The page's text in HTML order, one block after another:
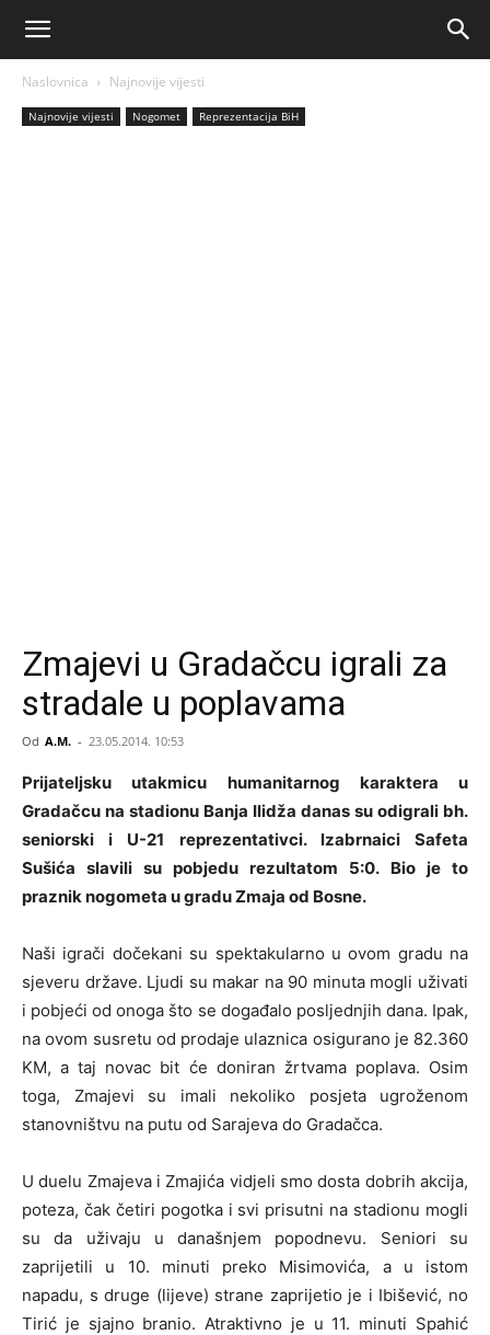
Naslovnica Najnovije vijesti
Najnovije vijesti Nogomet Reprezentacija BiH
Zmajevi u Gradačcu igrali za
stradale u poplavama
Od A.M. - 23.05.2014. 10:53
Prijateljsku utakmicu humanitarnog karaktera u
Gradačcu na stadionu Banja Ilidža danas su odigrali bh.
seniorski i U-21 reprezentativci. Izabrnaici Safeta
Sušića slavili su pobjedu rezultatom 5:0. Bio je to
praznik nogometa u gradu Zmaja od Bosne.
Naši igrači dočekani su spektakularno u ovom gradu na
sjeveru države. Ljudi su makar na 90 minuta mogli uživati
i pobjeći od onoga što se događalo posljednjih dana. Ipak,
na ovom susretu od prodaje ulaznica osigurano je 82.360
KM, a taj novac bit će doniran žrtvama poplava. Osim
toga, Zmajevi su imali nekoliko posjeta ugroženom
stanovništvu na putu od Sarajeva do Gradačca.
U duelu Zmajeva i Zmajića vidjeli smo dosta dobrih akcija,
poteza, čak četiri pogotka i svi prisutni na stadionu mogli
su da uživaju u današnjem popodnevu. Seniori su
zaprijetili u 10. minuti preko Misimovića, a u istom
napadu, s druge (lijeve) strane zaprijetio je i Ibišević, no
Tirić je sjajno branio. Atraktivno je u 11. minuti Spahić